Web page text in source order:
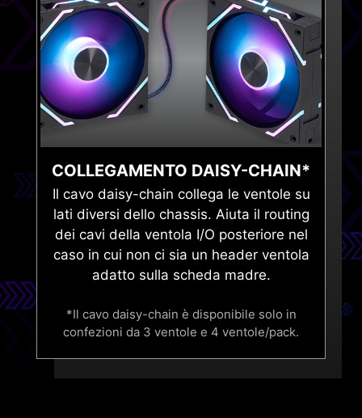
COLLEGAMENTO DAISY-CHAIN*
Il cavo daisy-chain collega le ventole su
lati diversi dello chassis. Aiuta il routing
dei cavi della ventola I/O posteriore nel
caso in cui non ci sia un header ventola
adatto sulla scheda madre.
*Il cavo daisy-chain è disponibile solo in
confezioni da 3 ventole e 4 ventole/pack.